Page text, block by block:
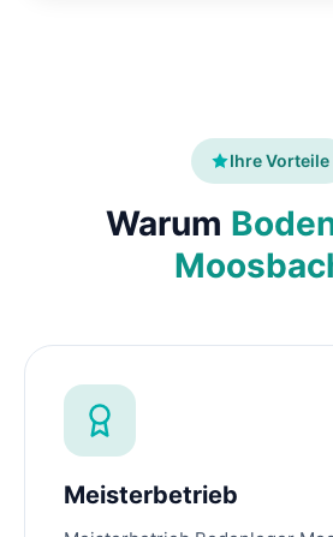
Ihre Vorteile
Warum
Meisterbetrieb